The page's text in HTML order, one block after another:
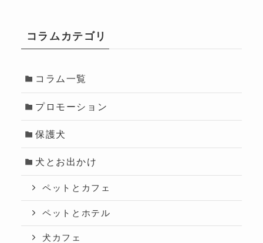
コラムカテゴリ
コラム一覧
プロモーション
保護犬
犬とお出かけ
ペットとカフェ
ペットとホテル
犬カフェ